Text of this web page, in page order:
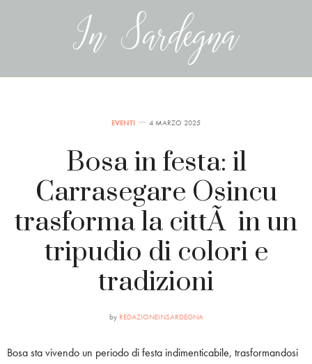
EVENTI 4 MARZO 2025
Bosa in festa: il
Carrasegare Osincu
trasforma la cittÃ in un
tripudio di colori e
tradizioni
by REDAZIONEINSARDEGNA
Bosa sta vivendo un periodo di festa indimenticabile, trasformandosi